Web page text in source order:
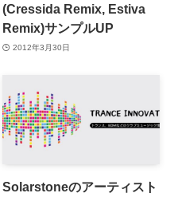
(Cressida Remix, Estiva
Remix)サンプルUP
2012年3月30日
Solarstoneのアーティスト